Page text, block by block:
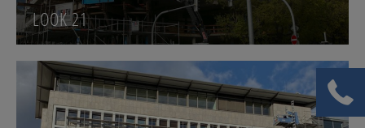
LOOK 21